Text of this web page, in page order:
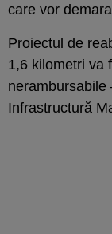
care vor
Proiectul de
1,6 kilometri va
nerambursabile
Infrastructură